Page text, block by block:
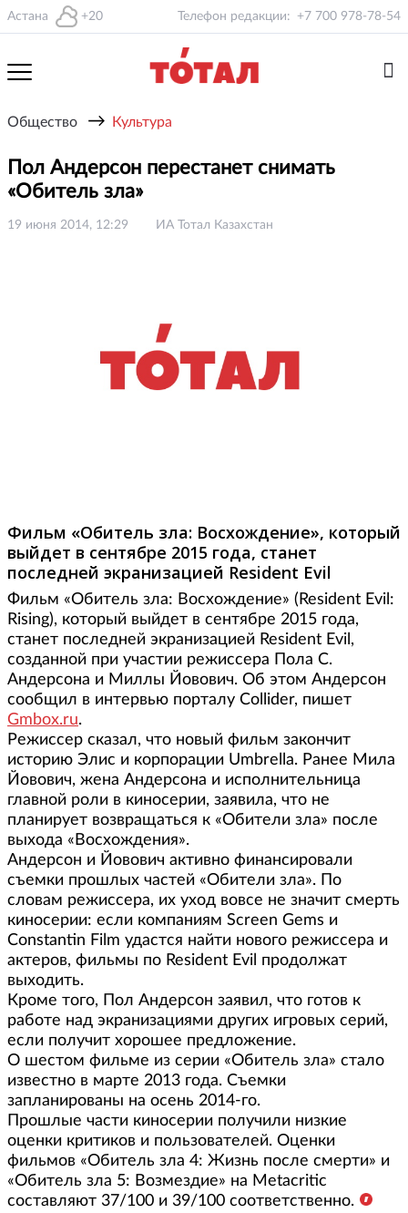
Астана +20 Телефон редакции: +7 700 978-78-54
Общество → Культура
Пол Андерсон перестанет снимать
«Обитель зла»
19 июня 2014, 12:29 ИА Тотал Казахстан
Фильм «Обитель зла: Восхождение», который
выйдет в сентябре 2015 года, станет
последней экранизацией Resident Evil
Фильм «Обитель зла: Восхождение» (Resident Evil:
Rising), который выйдет в сентябре 2015 года,
станет последней экранизацией Resident Evil,
созданной при участии режиссера Пола С.
Андерсона и Миллы Йовович. Об этом Андерсон
сообщил в интервью порталу Collider, пишет
Gmbox.ru.
Режиссер сказал, что новый фильм закончит
историю Элис и корпорации Umbrella. Ранее Мила
Йовович, жена Андерсона и исполнительница
главной роли в киносерии, заявила, что не
планирует возвращаться к «Обители зла» после
выхода «Восхождения».
Андерсон и Йовович активно финансировали
съемки прошлых частей «Обители зла». По
словам режиссера, их уход вовсе не значит смерть
киносерии: если компаниям Screen Gems и
Constantin Film удастся найти нового режиссера и
актеров, фильмы по Resident Evil продолжат
выходить.
Кроме того, Пол Андерсон заявил, что готов к
работе над экранизациями других игровых серий,
если получит хорошее предложение.
О шестом фильме из серии «Обитель зла» стало
известно в марте 2013 года. Съемки
запланированы на осень 2014-го.
Прошлые части киносерии получили низкие
оценки критиков и пользователей. Оценки
фильмов «Обитель зла 4: Жизнь после смерти» и
«Обитель зла 5: Возмездие» на Metacritic
составляют 37/100 и 39/100 соответственно.